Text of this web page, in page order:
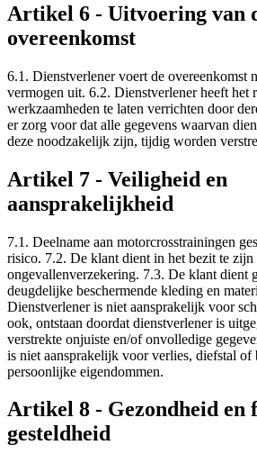
Artikel 6 - Uitvoering van
overeenkomst
6.1. Dienstverlener voert de overeenkomst
vermogen uit. 6.2. Dienstverlener heeft het
werkzaamheden te laten verrichten door
er zorg voor dat alle gegevens waarvan
deze noodzakelijk zijn, tijdig worden
Artikel 7 - Veiligheid en
aansprakelijkheid
7.1. Deelname aan motorcrosstrainingen
risico. 7.2. De klant dient in het bezit te zijn
ongevallenverzekering. 7.3. De klant dient
deugdelijke beschermende kleding en
Dienstverlener is niet aansprakelijk voor
ook, ontstaan doordat dienstverlener is
verstrekte onjuiste en/of onvolledige
is niet aansprakelijk voor verlies, diefstal of
persoonlijke eigendommen.
Artikel 8 - Gezondheid en
gesteldheid